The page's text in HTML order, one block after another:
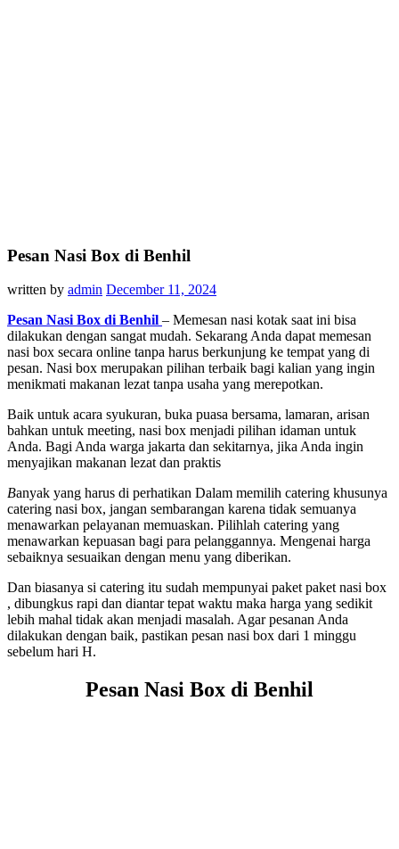
Pesan Nasi Box di Benhil
written by admin December 11, 2024
Pesan Nasi Box di Benhil – Memesan nasi kotak saat ini bisa
dilakukan dengan sangat mudah. Sekarang Anda dapat memesan
nasi box secara online tanpa harus berkunjung ke tempat yang di
pesan. Nasi box merupakan pilihan terbaik bagi kalian yang ingin
menikmati makanan lezat tanpa usaha yang merepotkan.
Baik untuk acara syukuran, buka puasa bersama, lamaran, arisan
bahkan untuk meeting, nasi box menjadi pilihan idaman untuk
Anda. Bagi Anda warga jakarta dan sekitarnya, jika Anda ingin
menyajikan makanan lezat dan praktis
Banyak yang harus di perhatikan Dalam memilih catering khusunya
catering nasi box, jangan sembarangan karena tidak semuanya
menawarkan pelayanan memuaskan. Pilihlah catering yang
menawarkan kepuasan bagi para pelanggannya. Mengenai harga
sebaiknya sesuaikan dengan menu yang diberikan.
Dan biasanya si catering itu sudah mempunyai paket paket nasi box
, dibungkus rapi dan diantar tepat waktu maka harga yang sedikit
lebih mahal tidak akan menjadi masalah. Agar pesanan Anda
dilakukan dengan baik, pastikan pesan nasi box dari 1 minggu
sebelum hari H.
Pesan Nasi Box di Benhil